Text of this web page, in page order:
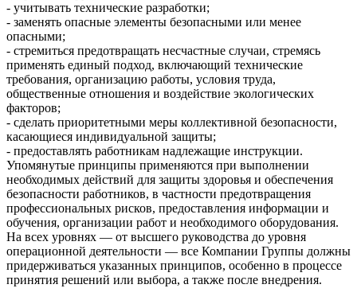
- учитывать технические разработки;
- заменять опасные элементы безопасными или менее
опасными;
- стремиться предотвращать несчастные случаи, стремясь
применять единый подход, включающий технические
требования, организацию работы, условия труда,
общественные отношения и воздействие экологических
факторов;
- сделать приоритетными меры коллективной безопасности,
касающиеся индивидуальной защиты;
- предоставлять работникам надлежащие инструкции.
Упомянутые принципы применяются при выполнении
необходимых действий для защиты здоровья и обеспечения
безопасности работников, в частности предотвращения
профессиональных рисков, предоставления информации и
обучения, организации работ и необходимого оборудования.
На всех уровнях — от высшего руководства до уровня
операционной деятельности — все Компании Группы должны
придерживаться указанных принципов, особенно в процессе
принятия решений или выбора, а также после внедрения.